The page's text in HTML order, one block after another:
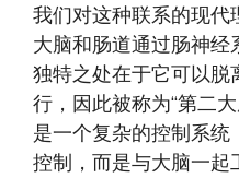
我们对这种联系的现代
大脑和肠道通过肠神
独特之处在于它可以脱
行，因此被称为“第二
是一个复杂的控制系
控制，而是与大脑一起